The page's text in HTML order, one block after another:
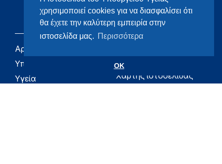
χρησιμοποιεί cookies για να διασφαλίσει ότι
θα έχετε την καλύτερη εμπειρία στην
ιστοσελίδα μας. Περισσότερα
OK
Αρχική
Υπουργείο
Υγεία
Υγεία
Χάρτης ιστοσελίδας